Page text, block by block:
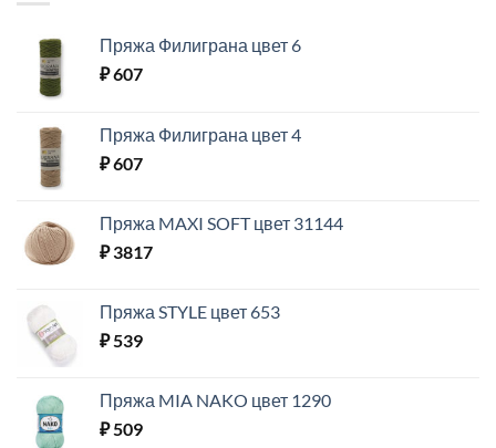
Пряжа Филиграна цвет 6
₽607
Пряжа Филиграна цвет 4
₽607
Пряжа MAXI SOFT цвет 31144
₽3817
Пряжа STYLE цвет 653
₽539
Пряжа MIA NAKO цвет 1290
₽509